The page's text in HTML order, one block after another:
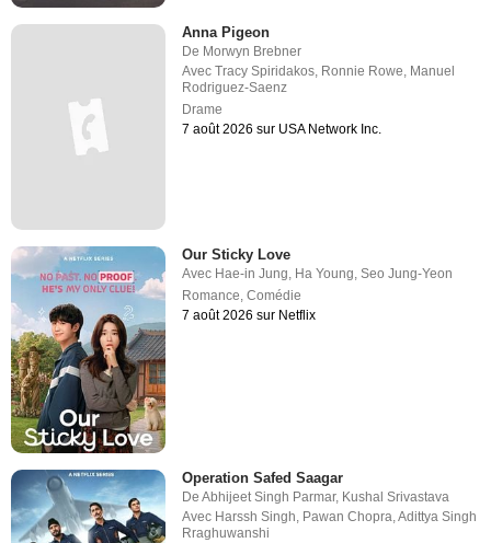
Anna Pigeon
De Morwyn Brebner
AvecTracy Spiridakos, Ronnie Rowe, Manuel
Rodriguez-Saenz
Drame
7 août 2026 sur USA Network Inc.
Our Sticky Love
Avec Hae-in Jung, Ha Young,Seo Jung-Yeon
Romance,Comédie
7 août 2026 sur Netflix
Operation Safed Saagar
DeAbhijeet Singh Parmar, Kushal Srivastava
Avec Harssh Singh Pawan Chopra ,Adittya Singh
Rraghuwanshi